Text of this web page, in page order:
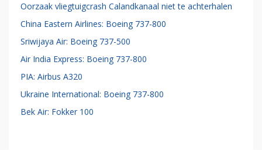
Oorzaak vliegtuigcrash Calandkanaal niet te achterhalen
China Eastern Airlines: Boeing 737-800
Sriwijaya Air: Boeing 737-500
Air India Express: Boeing 737-800
PIA: Airbus A320
Ukraine International: Boeing 737-800
Bek Air: Fokker 100